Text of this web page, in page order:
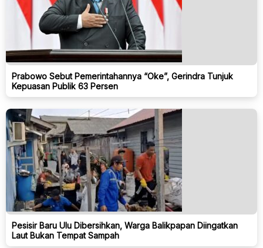
Prabowo Sebut Pemerintahannya “Oke”, Gerindra Tunjuk
Kepuasan Publik 63 Persen
Pesisir Baru Ulu Dibersihkan, Warga Balikpapan Diingatkan
Laut Bukan Tempat Sampah